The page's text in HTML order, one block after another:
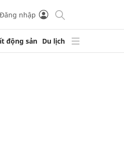
Đăng nhập
động sản Du lịch